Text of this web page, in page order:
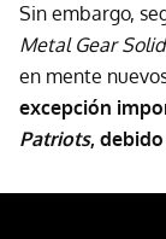
Sin embargo,
Metal Gear
en mente
excepción
Patriots,